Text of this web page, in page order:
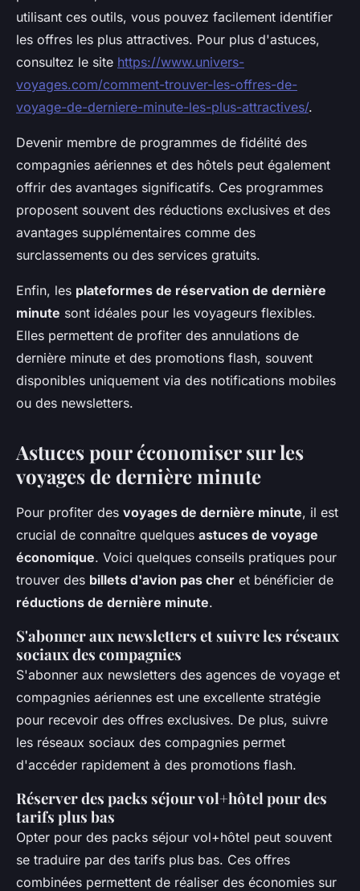
utilisant ces outils, vous pouvez facilement identifier
les offres les plus attractives. Pour plus d'astuces,
consultez le site https://www.univers-
voyages.com/comment-trouver-les-offres-de-
voyage-de-derniere-minute-les-plus-attractives/.
Devenir membre de programmes de fidélité des
compagnies aériennes et des hôtels peut également
offrir des avantages significatifs. Ces programmes
proposent souvent des réductions exclusives et des
avantages supplémentaires comme des
surclassements ou des services gratuits.
Enfin, les plateformes de réservation de dernière
minute sont idéales pour les voyageurs flexibles.
Elles permettent de profiter des annulations de
dernière minute et des promotions flash, souvent
disponibles uniquement via des notifications mobiles
ou des newsletters.
Astuces pour économiser sur les
voyages de dernière minute
Pour profiter des voyages de dernière minute, il est
crucial de connaître quelques astuces de voyage
économique. Voici quelques conseils pratiques pour
trouver des billets d'avion pas cher et bénéficier de
réductions de dernière minute.
S'abonner aux newsletters et suivre les réseaux
sociaux des compagnies
S'abonner aux newsletters des agences de voyage et
compagnies aériennes est une excellente stratégie
pour recevoir des offres exclusives. De plus, suivre
les réseaux sociaux des compagnies permet
d'accéder rapidement à des promotions flash.
Réserver des packs séjour vol+hôtel pour des
tarifs plus bas
Opter pour des packs séjour vol+hôtel peut souvent
se traduire par des tarifs plus bas. Ces offres
combinées permettent de réaliser des économies sur